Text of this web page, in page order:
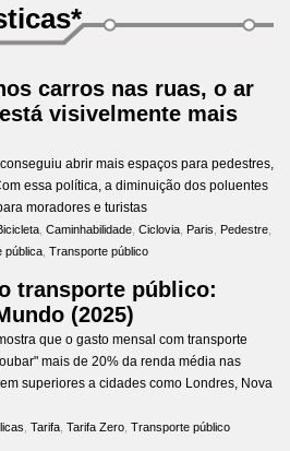
carros nas ruas, o ar
visivelmente mais
abrir mais espaços para pedestres,
essa política, a diminuição dos poluentes
moradores e turistas
Caminhabilidade Ciclovia Paris Pedestre
pública Transporte público
transporte público:
(2025)
que o gasto mensal com transporte
mais de 20% da renda média nas
superiores a cidades como Londres, Nova
Tarifa Tarifa Zero Transporte público